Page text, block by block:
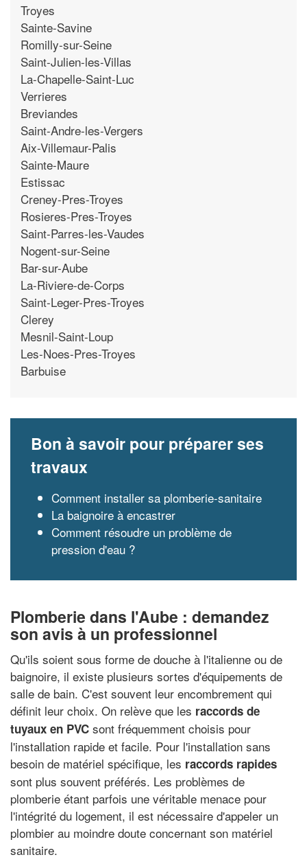
Troyes
Sainte-Savine
Romilly-sur-Seine
Saint-Julien-les-Villas
La-Chapelle-Saint-Luc
Verrieres
Breviandes
Saint-Andre-les-Vergers
Aix-Villemaur-Palis
Sainte-Maure
Estissac
Creney-Pres-Troyes
Rosieres-Pres-Troyes
Saint-Parres-les-Vaudes
Nogent-sur-Seine
Bar-sur-Aube
La-Riviere-de-Corps
Saint-Leger-Pres-Troyes
Clerey
Mesnil-Saint-Loup
Les-Noes-Pres-Troyes
Barbuise
Bon à savoir pour préparer ses
travaux
Comment installer sa plomberie-sanitaire
La baignoire à encastrer
Comment résoudre un problème de
pression d'eau ?
Plomberie dans l'Aube : demandez
son avis à un professionnel
Qu'ils soient sous forme de douche à l'italienne ou de
baignoire, il existe plusieurs sortes d'équipements de
salle de bain. C'est souvent leur encombrement qui
définit leur choix. On relève que les raccords de
tuyaux en PVC sont fréquemment choisis pour
l'installation rapide et facile. Pour l'installation sans
besoin de matériel spécifique, les raccords rapides
sont plus souvent préférés. Les problèmes de
plomberie étant parfois une véritable menace pour
l'intégrité du logement, il est nécessaire d'appeler un
plombier au moindre doute concernant son matériel
sanitaire.